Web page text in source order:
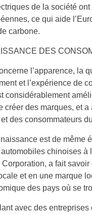
de la société
ce qui aide
carbone.
DES
l’apparence, la
et l’expérience de
considérablement
créer des marques, et
des consommateurs
est de même
chinoises à
a fait
et en une marque
des pays où se
avec des